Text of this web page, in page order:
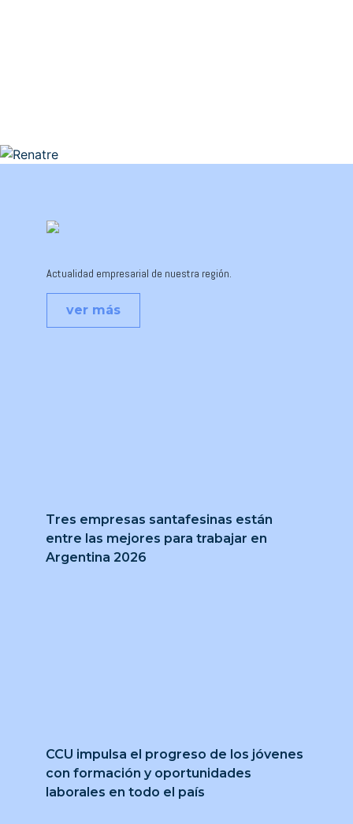
Tres empresas santafesinas están
entre las mejores para trabajar en
Argentina 2026
CCU impulsa el progreso de los jóvenes
con formación y oportunidades
laborales en todo el país
Actualidad empresarial de nuestra región.
ver más